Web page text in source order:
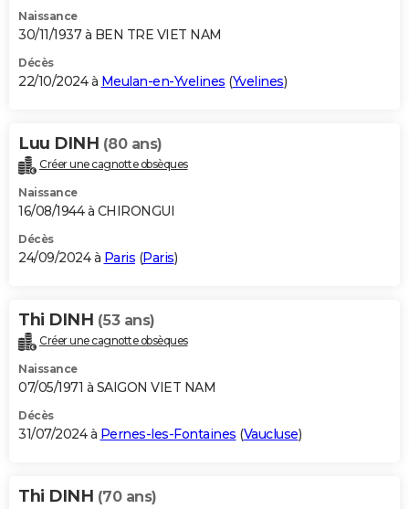
Naissance
30/11/1937 à BEN TRE VIET NAM
Décès
22/10/2024 à Meulan-en-Yvelines (Yvelines)
Luu DINH (80 ans)
Créer une cagnotte obsèques
Naissance
16/08/1944 à CHIRONGUI
Décès
24/09/2024 à Paris (Paris)
Thi DINH (53 ans)
Créer une cagnotte obsèques
Naissance
07/05/1971 à SAIGON VIET NAM
Décès
31/07/2024 à Pernes-les-Fontaines (Vaucluse)
Thi DINH (70 ans)